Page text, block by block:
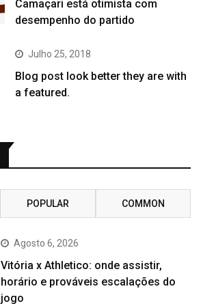
Camaçari está otimista com
desempenho do partido
Julho 25, 2018
Blog post look better they are with
a featured.
POPULAR COMMON
Agosto 6, 2026
Vitória x Athletico: onde assistir,
horário e prováveis escalações do
jogo